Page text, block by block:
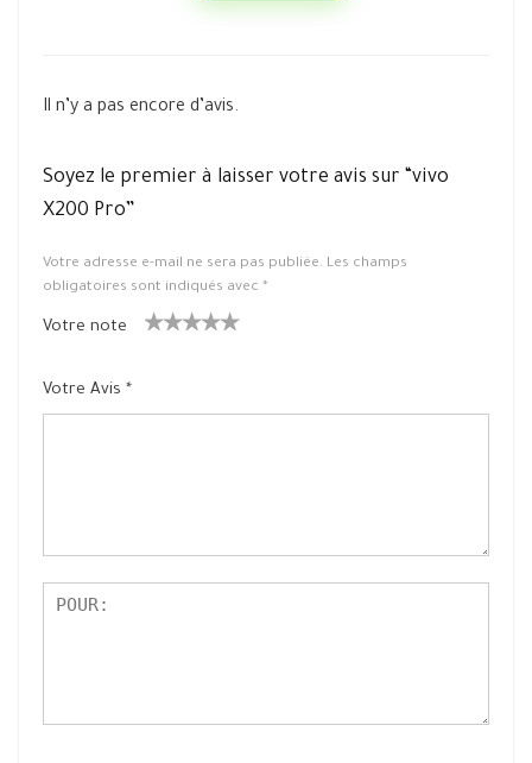
Il n’y a pas encore d’avis.
Soyez le premier à laisser votre avis sur “vivo
X200 Pro”
Votre adresse e-mail ne sera pas publiée. Les champs
obligatoires sont indiqués avec *
Votre note
oil
sur
Votre Avis *